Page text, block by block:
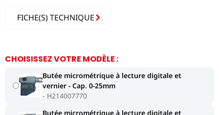
FICHE(S) TECHNIQUE
CHOISISSEZ VOTRE MODÈLE :
Butée micrométrique à lecture digitale et
vernier - Cap. 0-25mm
H214007770
Butée micrométrique à lecture digitale et